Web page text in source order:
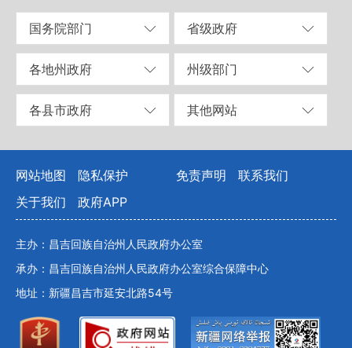
国务院部门 省级政府
各地州政府 州级部门
各县市政府 其他网站
网站地图 隐私保护 免责声明
联系我们
关于我们
政府APP
主办：昌吉回族自治州人民政府办公室
承办：昌吉回族自治州人民政府办公室综合保障中心
地址：新疆昌吉市延安北路54号